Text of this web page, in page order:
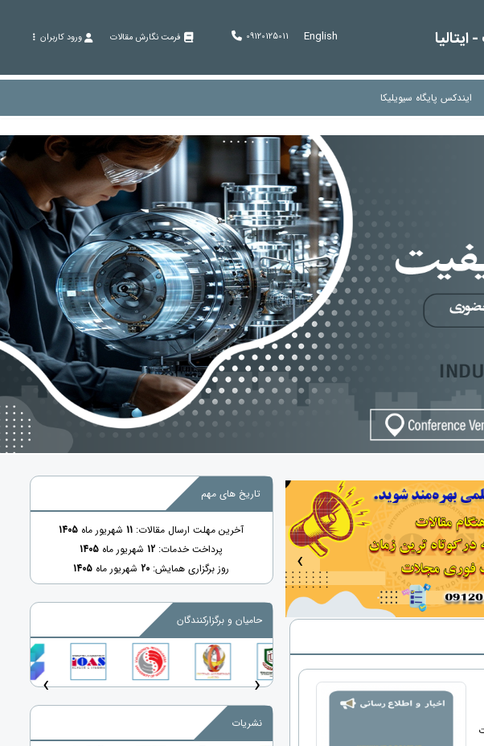
English
09120125011 فرمت نگارش مقالات ورود کاربران
ایندکس پایگاه سیویلیکا
‹
تاریخ های مهم
آخرین مهلت ارسال مقالات: 11شهریور ماه
پرداخت خدمات: 12شهریور ماه 1405
روز برگزاری همایش:
شهریور ماه 1405
حامیان و برگزارکنندگان
‹ ›
نشریات